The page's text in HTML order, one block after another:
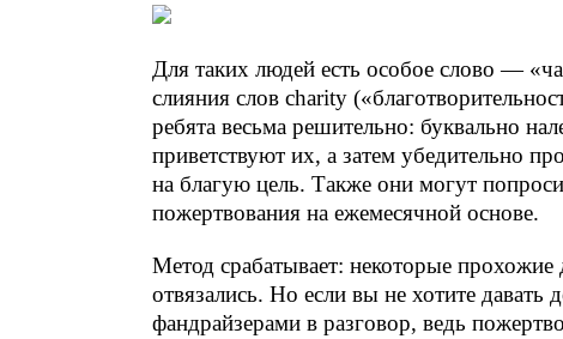
Для таких людей есть особое слово —
слияния слов charity
ребята весьма решительно: буквально
приветствуют их, а затем убедительно
на благую цель. Также они могут
пожертвования на ежемесячной основе.
Метод срабатывает: некоторые
отвязались. Но если вы не хотите
фандрайзерами в разговор, ведь